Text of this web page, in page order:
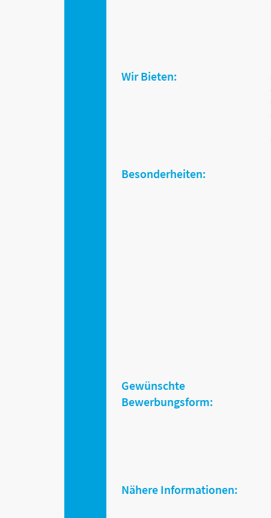
Wir Bieten:
Besonderheiten:
Gewünschte
Bewerbungsform:
Nähere Informationen: